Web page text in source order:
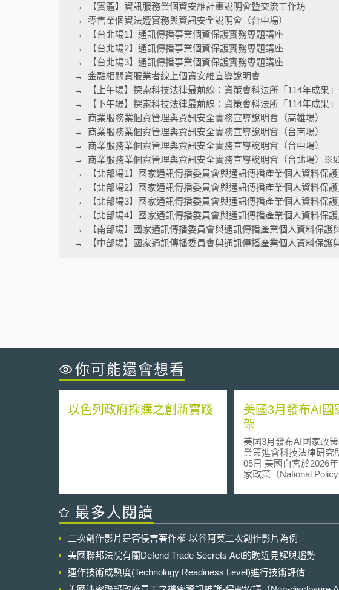
【實體】資訊服務業個資安維計畫說明會暨交流工作坊
零售業個資法遵實務與資訊安全說明會（台中場）
【台北場1】通訊傳播事業個資保護實務專題講座
【台北場2】通訊傳播事業個資保護實務專題講座
【台北場3】通訊傳播事業個資保護實務專題講座
金融相關資服業者線上個資安維宣導說明會
【上午場】探索科技法律最前線：資策會科法所「114年成果
【下午場】探索科技法律最前線：資策會科法所「114年成果
商業服務業個資管理與資訊安全實務宣導說明會（高雄場）
商業服務業個資管理與資訊安全實務宣導說明會（台南場）
商業服務業個資管理與資訊安全實務宣導說明會（台中場）
商業服務業個資管理與資訊安全實務宣導說明會（台北場）※
【北部場1】國家通訊傳播委員會與通訊傳播產業個人資料保
【北部場2】國家通訊傳播委員會與通訊傳播產業個人資料保
【北部場3】國家通訊傳播委員會與通訊傳播產業個人資料保
【北部場4】國家通訊傳播委員會與通訊傳播產業個人資料保
【南部場】國家通訊傳播委員會與通訊傳播產業個人資料保護
【中部場】國家通訊傳播委員會與通訊傳播產業個人資料保護
你可能還會想看
以色列政府採購之創新實踐
美國3月發布AI國
架
美國3月發布AI國家政策框架
業策進會科技法律研究所 2026年06
05日 美國白宮於2026年3月發布AI國
家政策（National
for Artificial Intelligence
架），提出與AI相關之
監管方案。 壹、政策背景 川普政府自
2025年上任後即撤銷前
時期強調風險控管與偏
14110號行政命令，並
14179號行政命令，《
最多人閱讀
二次創作影片是否侵害著作權-以谷阿莫二次創作影片為例
美國聯邦法院有關Defend Trade Secrets Act的晚近見解與趨勢
運作技術成熟度(Technology Readiness Level)進行技術評估